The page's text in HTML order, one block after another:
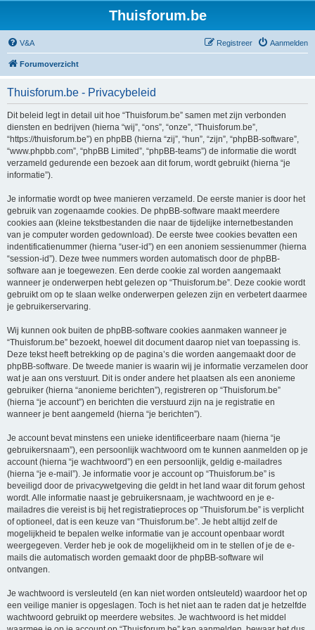
Thuisforum.be
V&A Aanmelden
Registreer
Forumoverzicht
Thuisforum.be - Privacybeleid
Dit beleid legt in detail uit hoe “Thuisforum.be” samen met zijn verbonden
diensten en bedrijven (hierna “wij”, “ons”, “onze”, “Thuisforum.be”,
“https://thuisforum.be”) en phpBB (hierna “zij”, “hun”, “zijn”, “phpBB-software”,
“www.phpbb.com”, “phpBB Limited”, “phpBB-teams”) de informatie die wordt
verzameld gedurende een bezoek aan dit forum, wordt gebruikt (hierna “je
informatie”).
Je informatie wordt op twee manieren verzameld. De eerste manier is door het
gebruik van zogenaamde cookies. De phpBB-software maakt meerdere
cookies aan (kleine tekstbestanden die naar de tijdelijke internetbestanden
van je computer worden gedownload). De eerste twee cookies bevatten een
indentificatienummer (hierna “user-id”) en een anoniem sessienummer (hierna
“session-id”). Deze twee nummers worden automatisch door de phpBB-
software aan je toegewezen. Een derde cookie zal worden aangemaakt
wanneer je onderwerpen hebt gelezen op “Thuisforum.be”. Deze cookie wordt
gebruikt om op te slaan welke onderwerpen gelezen zijn en verbetert daarmee
je gebruikerservaring.
Wij kunnen ook buiten de phpBB-software cookies aanmaken wanneer je
“Thuisforum.be” bezoekt, hoewel dit document daarop niet van toepassing is.
Deze tekst heeft betrekking op de pagina’s die worden aangemaakt door de
phpBB-software. De tweede manier is waarin wij je informatie verzamelen door
wat je aan ons verstuurt. Dit is onder andere het plaatsen als een anonieme
gebruiker (hierna “anonieme berichten”), registreren op “Thuisforum.be”
(hierna “je account”) en berichten die verstuurd zijn na je registratie en
wanneer je bent aangemeld (hierna “je berichten”).
Je account bevat minstens een unieke identificeerbare naam (hierna “je
gebruikersnaam”), een persoonlijk wachtwoord om te kunnen aanmelden op je
account (hierna “je wachtwoord”) en een persoonlijk, geldig e-mailadres
(hierna “je e-mail”). Je informatie voor je account op “Thuisforum.be” is
beveiligd door de privacywetgeving die geldt in het land waar dit forum gehost
wordt. Alle informatie naast je gebruikersnaam, je wachtwoord en je e-
mailadres die vereist is bij het registratieproces op “Thuisforum.be” is verplicht
of optioneel, dat is een keuze van “Thuisforum.be”. Je hebt altijd zelf de
mogelijkheid te bepalen welke informatie van je account openbaar wordt
weergegeven. Verder heb je ook de mogelijkheid om in te stellen of je de e-
mails die automatisch worden gemaakt door de phpBB-software wil
ontvangen.
Je wachtwoord is versleuteld (en kan niet worden ontsleuteld) waardoor het op
een veilige manier is opgeslagen. Toch is het niet aan te raden dat je hetzelfde
wachtwoord gebruikt op meerdere websites. Je wachtwoord is het middel